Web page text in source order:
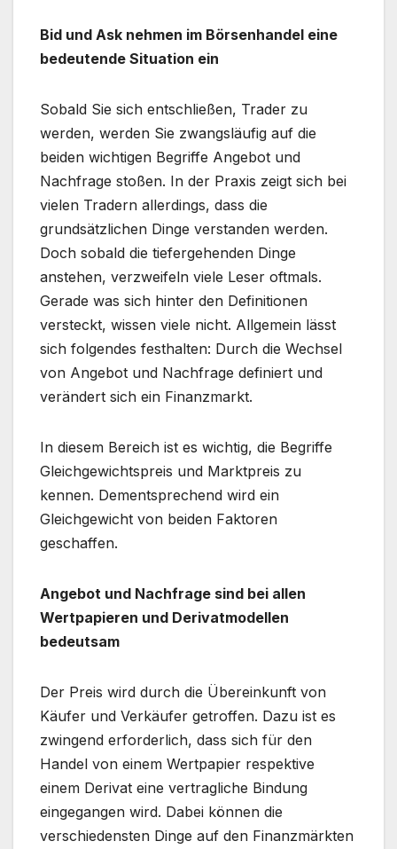
Bid und Ask nehmen im Börsenhandel eine
bedeutende Situation ein
Sobald Sie sich entschließen, Trader zu
werden, werden Sie zwangsläufig auf die
beiden wichtigen Begriffe Angebot und
Nachfrage stoßen. In der Praxis zeigt sich bei
vielen Tradern allerdings, dass die
grundsätzlichen Dinge verstanden werden.
Doch sobald die tiefergehenden Dinge
anstehen, verzweifeln viele Leser oftmals.
Gerade was sich hinter den Definitionen
versteckt, wissen viele nicht. Allgemein lässt
sich folgendes festhalten: Durch die Wechsel
von Angebot und Nachfrage definiert und
verändert sich ein Finanzmarkt.
In diesem Bereich ist es wichtig, die Begriffe
Gleichgewichtspreis und Marktpreis zu
kennen. Dementsprechend wird ein
Gleichgewicht von beiden Faktoren
geschaffen.
Angebot und Nachfrage sind bei allen
Wertpapieren und Derivatmodellen
bedeutsam
Der Preis wird durch die Übereinkunft von
Käufer und Verkäufer getroffen. Dazu ist es
zwingend erforderlich, dass sich für den
Handel von einem Wertpapier respektive
einem Derivat eine vertragliche Bindung
eingegangen wird. Dabei können die
verschiedensten Dinge auf den Finanzmärkten